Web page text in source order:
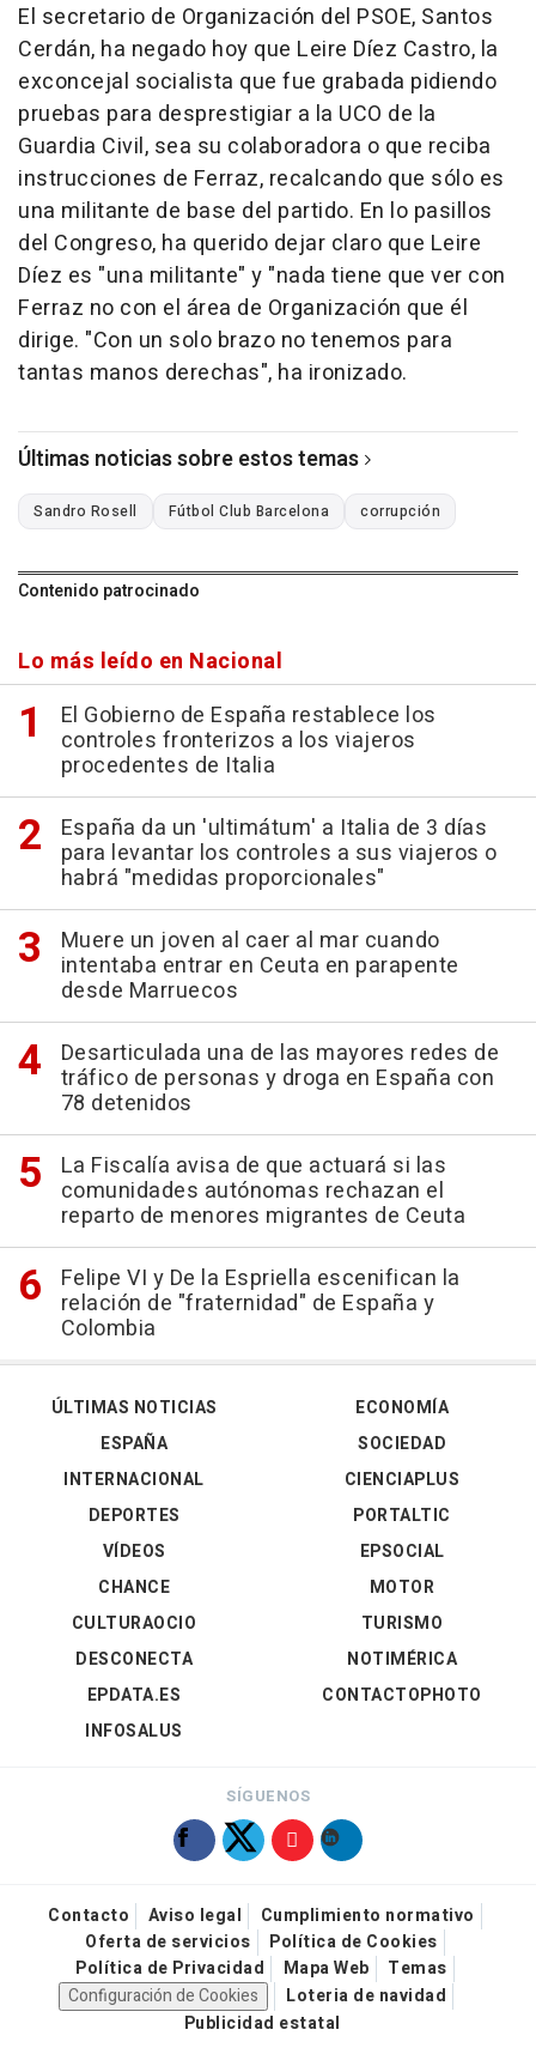
El secretario de Organización del PSOE, Santos
Cerdán, ha negado hoy que Leire Díez Castro, la
exconcejal socialista que fue grabada pidiendo
pruebas para desprestigiar a la UCO de la
Guardia Civil, sea su colaboradora o que reciba
instrucciones de Ferraz, recalcando que sólo es
una militante de base del partido. En lo pasillos
del Congreso, ha querido dejar claro que Leire
Díez es "una militante" y "nada tiene que ver con
Ferraz no con el área de Organización que él
dirige. "Con un solo brazo no tenemos para
tantas manos derechas", ha ironizado.
Últimas noticias sobre estos temas
Sandro Rosell Fútbol Club Barcelona corrupción
Contenido patrocinado
Lo más leído en Nacional
El Gobierno de España restablece los
controles fronterizos a los viajeros
procedentes de Italia
España da un 'ultimátum' a Italia de 3 días
para levantar los controles a sus viajeros o
habrá "medidas proporcionales"
Muere un joven al caer al mar cuando
intentaba entrar en Ceuta en parapente
desde Marruecos
Desarticulada una de las mayores redes de
tráfico de personas y droga en España con
78 detenidos
La Fiscalía avisa de que actuará si las
comunidades autónomas rechazan el
reparto de menores migrantes de Ceuta
Felipe VI y De la Espriella escenifican la
relación de "fraternidad" de España y
Colombia
ÚLTIMAS NOTICIAS
ESPAÑA
INTERNACIONAL
DEPORTES
VÍDEOS
ECONOMÍA
SOCIEDAD
CIENCIAPLUS
PORTALTIC
EPSOCIAL
CHANCE
CULTURAOCIO
DESCONECTA
EPDATA.ES
INFOSALUS
MOTOR
TURISMO
NOTIMÉRICA
CONTACTOPHOTO
SÍGUENOS
Contacto Aviso legal
Cumplimiento normativo
Oferta de servicios
Política de Cookies
Política de Privacidad
Mapa Web
Temas
Configuración de Cookies
Loteria de navidad
Publicidad estatal